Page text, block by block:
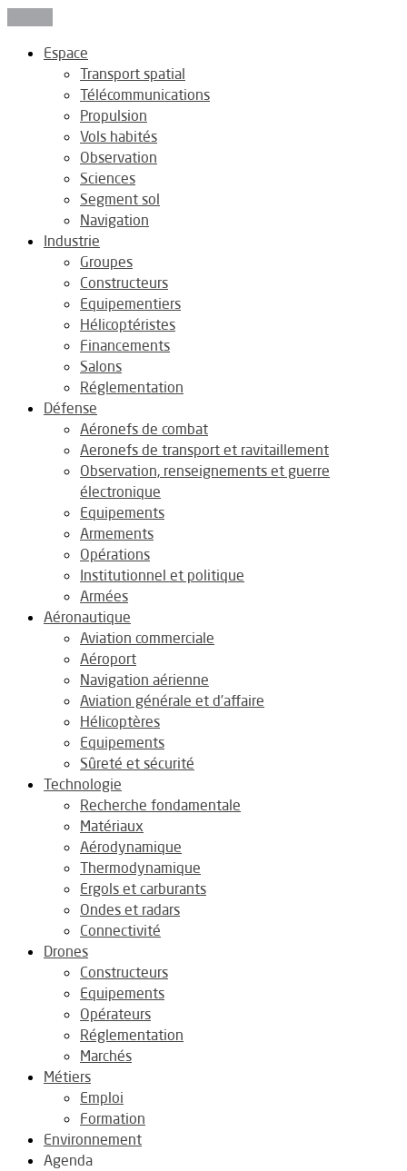
Espace
Transport spatial
Télécommunications
Propulsion
Vols habités
Observation
Sciences
Segment sol
Navigation
Industrie
Groupes
Constructeurs
Equipementiers
Hélicoptéristes
Financements
Salons
Réglementation
Défense
Aéronefs de combat
Aeronefs de transport et ravitaillement
Observation, renseignements et guerre
électronique
Equipements
Armements
Opérations
Institutionnel et politique
Armées
Aéronautique
Aviation commerciale
Aéroport
Navigation aérienne
Aviation générale et d’affaire
Hélicoptères
Equipements
Sûreté et sécurité
Technologie
Recherche fondamentale
Matériaux
Aérodynamique
Thermodynamique
Ergols et carburants
Ondes et radars
Connectivité
Drones
Constructeurs
Equipements
Opérateurs
Réglementation
Marchés
Métiers
Emploi
Formation
Environnement
Agenda